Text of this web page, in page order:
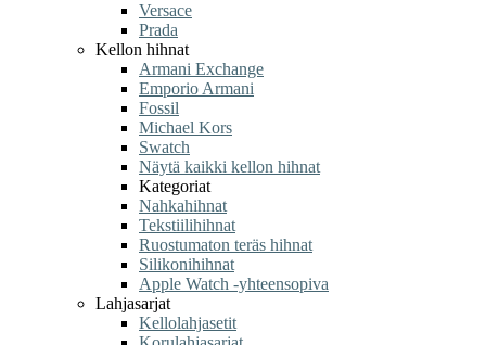
Versace
Prada
Kellon hihnat
Armani Exchange
Emporio Armani
Fossil
Michael Kors
Swatch
Näytä kaikki kellon hihnat
Kategoriat
Nahkahihnat
Tekstiilihihnat
Ruostumaton teräs hihnat
Silikonihihnat
Apple Watch -yhteensopiva
Lahjasarjat
Kellolahjasetit